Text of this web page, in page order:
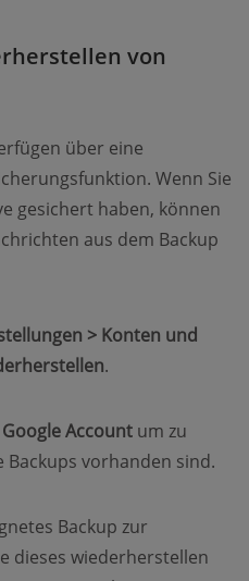
von
über eine
Wenn Sie
gesichert haben, können
aus dem Backup
> Konten und
.
Google Account um zu
Backups vorhanden sind.
Backup zur
dieses wiederherstellen